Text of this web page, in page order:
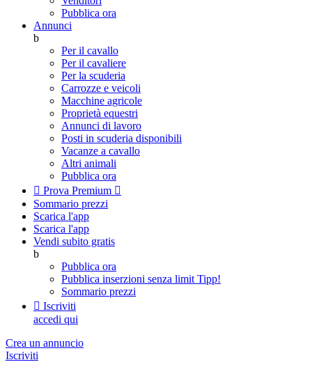
Pubblica ora
Annunci
b
Per il cavallo
Per il cavaliere
Per la scuderia
Carrozze e veicoli
Macchine agricole
Proprietà equestri
Annunci di lavoro
Posti in scuderia disponibili
Vacanze a cavallo
Altri animali
Pubblica ora
 Prova Premium 
Sommario prezzi
Scarica l'app
Scarica l'app
Vendi subito gratis
b
Pubblica ora
Pubblica inserzioni senza limit Tipp!
Sommario prezzi
 Iscriviti
accedi qui
Crea un annuncio
Iscriviti